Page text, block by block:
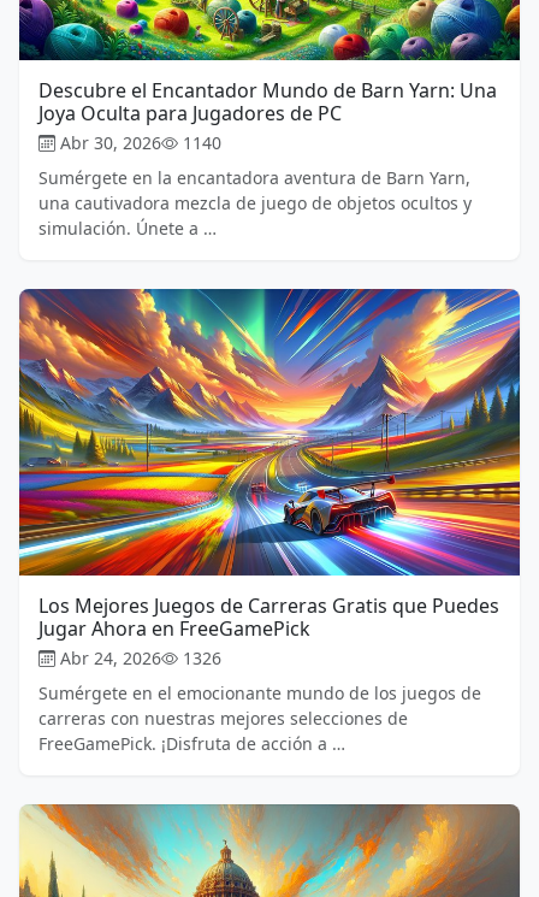
Descubre el Encantador Mundo de Barn Yarn: Una
Joya Oculta para Jugadores de PC
Abr 30, 2026
1140
Sumérgete en la encantadora aventura de Barn Yarn,
una cautivadora mezcla de juego de objetos ocultos y
simulación. Únete a …
Los Mejores Juegos de Carreras Gratis que Puedes
Jugar Ahora en FreeGamePick
Abr 24, 2026
1326
Sumérgete en el emocionante mundo de los juegos de
carreras con nuestras mejores selecciones de
FreeGamePick. ¡Disfruta de acción a …